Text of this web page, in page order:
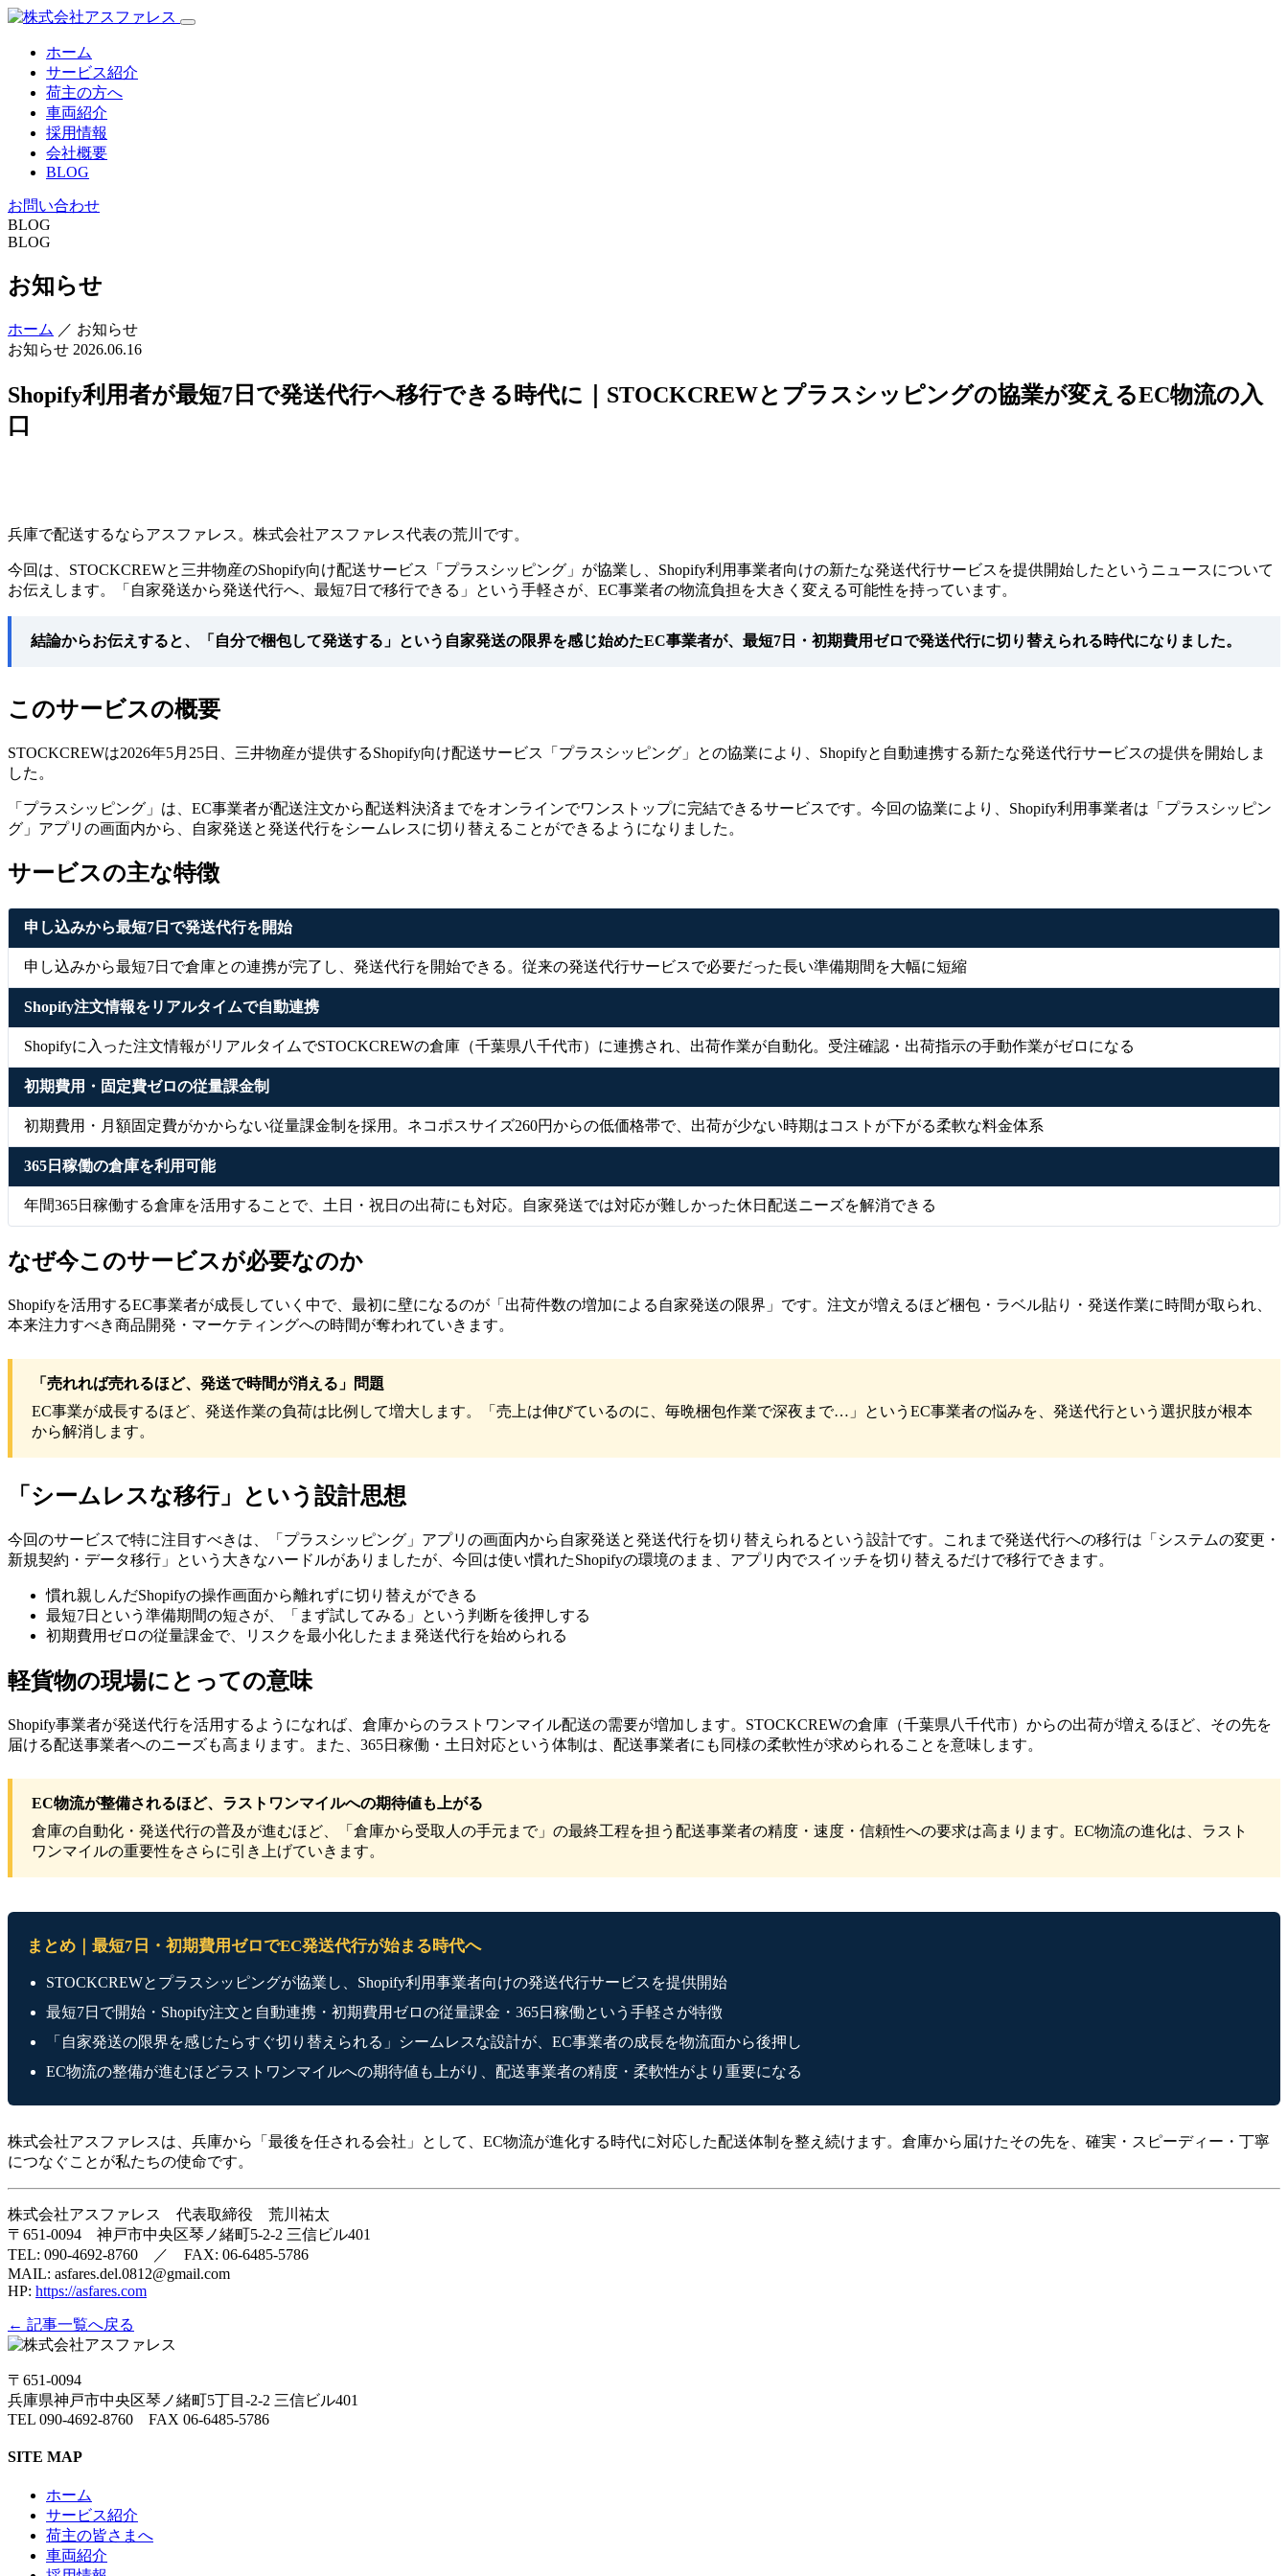
ホーム
サービス紹介
荷主の方へ
車両紹介
採用情報
会社概要
BLOG
お問い合わせ
BLOG
BLOG
お知らせ
ホーム ／ お知らせ
お知らせ 2026.06.16
Shopify利用者が最短7日で発送代行へ移行できる時代に｜STOCKCREWとプラスシッピングの協業が変えるEC物流の入
口
兵庫で配送するならアスファレス。株式会社アスファレス代表の荒川です。
今回は、STOCKCREWと三井物産のShopify向け配送サービス「プラスシッピング」が協業し、Shopify利用事業者向けの新たな発送代行サービスを提供開始したというニュースについて
お伝えします。「自家発送から発送代行へ、最短7日で移行できる」という手軽さが、EC事業者の物流負担を大きく変える可能性を持っています。
結論からお伝えすると、「自分で梱包して発送する」という自家発送の限界を感じ始めたEC事業者が、最短7日・初期費用ゼロで発送代行に切り替えられる時代になりました。
このサービスの概要
STOCKCREWは2026年5月25日、三井物産が提供するShopify向け配送サービス「プラスシッピング」との協業により、Shopifyと自動連携する新たな発送代行サービスの提供を開始しま
した。
「プラスシッピング」は、EC事業者が配送注文から配送料決済までをオンラインでワンストップに完結できるサービスです。今回の協業により、Shopify利用事業者は「プラスシッピン
グ」アプリの画面内から、自家発送と発送代行をシームレスに切り替えることができるようになりました。
サービスの主な特徴
申し込みから最短7日で発送代行を開始
申し込みから最短7日で倉庫との連携が完了し、発送代行を開始できる。従来の発送代行サービスで必要だった長い準備期間を大幅に短縮
Shopify注文情報をリアルタイムで自動連携
Shopifyに入った注文情報がリアルタイムでSTOCKCREWの倉庫（千葉県八千代市）に連携され、出荷作業が自動化。受注確認・出荷指示の手動作業がゼロになる
初期費用・固定費ゼロの従量課金制
初期費用・月額固定費がかからない従量課金制を採用。ネコポスサイズ260円からの低価格帯で、出荷が少ない時期はコストが下がる柔軟な料金体系
365日稼働の倉庫を利用可能
年間365日稼働する倉庫を活用することで、土日・祝日の出荷にも対応。自家発送では対応が難しかった休日配送ニーズを解消できる
なぜ今このサービスが必要なのか
Shopifyを活用するEC事業者が成長していく中で、最初に壁になるのが「出荷件数の増加による自家発送の限界」です。注文が増えるほど梱包・ラベル貼り・発送作業に時間が取られ、
本来注力すべき商品開発・マーケティングへの時間が奪われていきます。
「売れれば売れるほど、発送で時間が消える」問題
EC事業が成長するほど、発送作業の負荷は比例して増大します。「売上は伸びているのに、毎晩梱包作業で深夜まで…」というEC事業者の悩みを、発送代行という選択肢が根本
から解消します。
「シームレスな移行」という設計思想
今回のサービスで特に注目すべきは、「プラスシッピング」アプリの画面内から自家発送と発送代行を切り替えられるという設計です。これまで発送代行への移行は「システムの変更・
新規契約・データ移行」という大きなハードルがありましたが、今回は使い慣れたShopifyの環境のまま、アプリ内でスイッチを切り替えるだけで移行できます。
慣れ親しんだShopifyの操作画面から離れずに切り替えができる
最短7日という準備期間の短さが、「まず試してみる」という判断を後押しする
初期費用ゼロの従量課金で、リスクを最小化したまま発送代行を始められる
軽貨物の現場にとっての意味
Shopify事業者が発送代行を活用するようになれば、倉庫からのラストワンマイル配送の需要が増加します。STOCKCREWの倉庫（千葉県八千代市）からの出荷が増えるほど、その先を
届ける配送事業者へのニーズも高まります。また、365日稼働・土日対応という体制は、配送事業者にも同様の柔軟性が求められることを意味します。
EC物流が整備されるほど、ラストワンマイルへの期待値も上がる
倉庫の自動化・発送代行の普及が進むほど、「倉庫から受取人の手元まで」の最終工程を担う配送事業者の精度・速度・信頼性への要求は高まります。EC物流の進化は、ラスト
ワンマイルの重要性をさらに引き上げていきます。
まとめ｜最短7日・初期費用ゼロでEC発送代行が始まる時代へ
STOCKCREWとプラスシッピングが協業し、Shopify利用事業者向けの発送代行サービスを提供開始
最短7日で開始・Shopify注文と自動連携・初期費用ゼロの従量課金・365日稼働という手軽さが特徴
「自家発送の限界を感じたらすぐ切り替えられる」シームレスな設計が、EC事業者の成長を物流面から後押し
EC物流の整備が進むほどラストワンマイルへの期待値も上がり、配送事業者の精度・柔軟性がより重要になる
株式会社アスファレスは、兵庫から「最後を任される会社」として、EC物流が進化する時代に対応した配送体制を整え続けます。倉庫から届けたその先を、確実・スピーディー・丁寧
につなぐことが私たちの使命です。
株式会社アスファレス 代表取締役 荒川祐太
〒651-0094 神戸市中央区琴ノ緒町5-2-2 三信ビル401
TEL: 090-4692-8760 ／ FAX: 06-6485-5786
MAIL: asfares.del.0812@gmail.com
HP: https://asfares.com
← 記事一覧へ戻る
〒651-0094
兵庫県神戸市中央区琴ノ緒町5丁目-2-2 三信ビル401
TEL 090-4692-8760 FAX 06-6485-5786
SITE MAP
ホーム
サービス紹介
荷主の皆さまへ
車両紹介